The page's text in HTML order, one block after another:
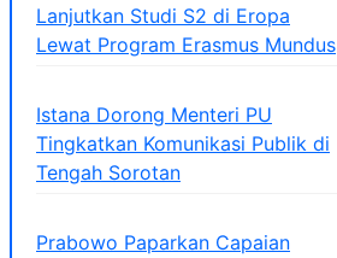
Lanjutkan Studi S2 di Eropa
Lewat Program Erasmus Mundus
Istana Dorong Menteri PU
Tingkatkan Komunikasi Publik di
Tengah Sorotan
Prabowo Paparkan Capaian